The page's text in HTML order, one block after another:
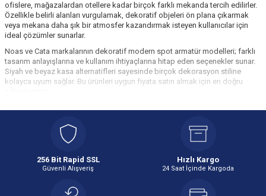
ofislere, mağazalardan otellere kadar birçok farklı mekanda tercih edilirler.
Özellikle belirli alanları vurgulamak, dekoratif objeleri ön plana çıkarmak
veya mekana daha şık bir atmosfer kazandırmak isteyen kullanıcılar için
ideal çözümler sunarlar.
Noas ve Cata markalarının dekoratif modern spot armatür modelleri; farklı
tasarım anlayışlarına ve kullanım ihtiyaçlarına hitap eden seçenekler sunar.
Siyah ve beyaz kasa alternatifleri sayesinde birçok dekorasyon stiline
kolayca uyum sağlar. Bu ürünleri uygun fiyata satın almak için en doğru
Dekoratif Modern Spot Armatür Nedir?
Dekoratif modern spot armatürler, ışığı belirli bir noktaya yönlendirebilen ve
dekoratif görünümü ön planda tutan aydınlatma ürünleridir. Genel
Dekoratif modern spot armatür çeşitlerinin kullanım alanları şöyledir:
256 Bit Rapid SSL
Güvenli Alışveriş
Hızlı Kargo
24 Saat İçinde Kargoda